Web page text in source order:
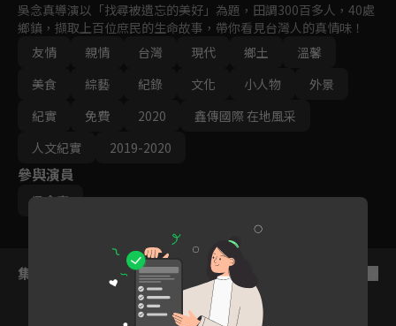
吳念真導演以「找尋被遺忘的美好」為題，田調300百多人，40處
鄉鎮，擷取上百位庶民的生命故事，帶你看見台灣人的真情味！
友情
親情 台灣 現代 鄉土
溫馨
美食
綜藝 紀錄 文化 小人物
外景
紀實
免費 2020
鑫傳國際 在地風采
人文紀實
2019-2020
參與演員
吳念真
集數列表